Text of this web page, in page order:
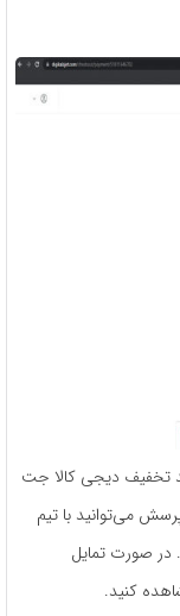
کد تخفیف دیجی کالا جت
می‌توانید با تیم
در صورت تمایل
کنید.